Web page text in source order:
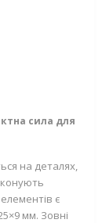
сила для
на деталях,
є
мм. Зовні